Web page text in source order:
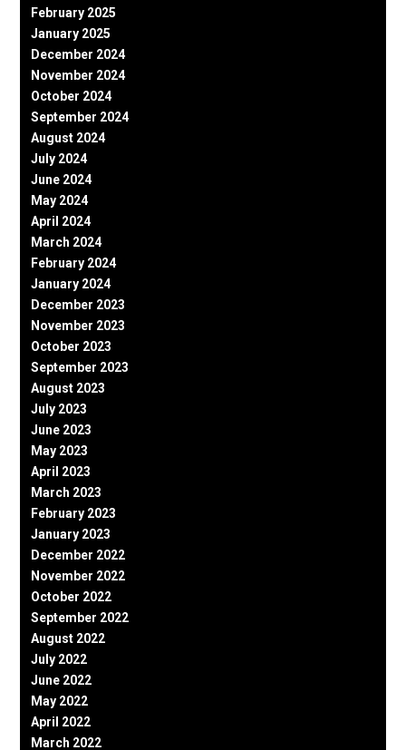
February 2025
January 2025
December 2024
November 2024
October 2024
September 2024
August 2024
July 2024
June 2024
May 2024
April 2024
March 2024
February 2024
January 2024
December 2023
November 2023
October 2023
September 2023
August 2023
July 2023
June 2023
May 2023
April 2023
March 2023
February 2023
January 2023
December 2022
November 2022
October 2022
September 2022
August 2022
July 2022
June 2022
May 2022
April 2022
March 2022